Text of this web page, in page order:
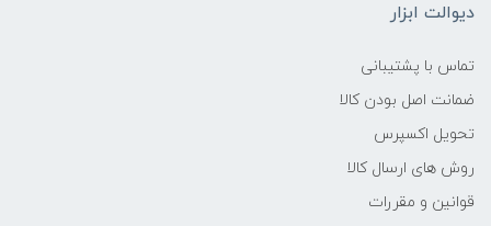
دیوالت ابزار
تماس با پشتیبانی
ضمانت اصل بودن کالا
تحویل اکسپرس
روش های ارسال کالا
قوانین و مقررات